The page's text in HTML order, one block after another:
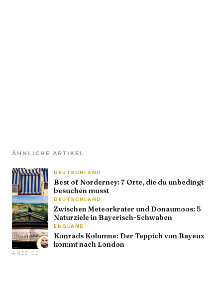
ÄHNLICHE ARTIKEL
DEUTSCHLAND
Best of Norderney: 7 Orte, die du unbedingt
besuchen musst
DEUTSCHLAND
Zwischen Meteorkrater und Donaumoos: 5
Naturziele in Bayerisch-Schwaben
ENGLAND
Konrads Kolumne: Der Teppich von Bayeux
kommt nach London
ANZEIGE